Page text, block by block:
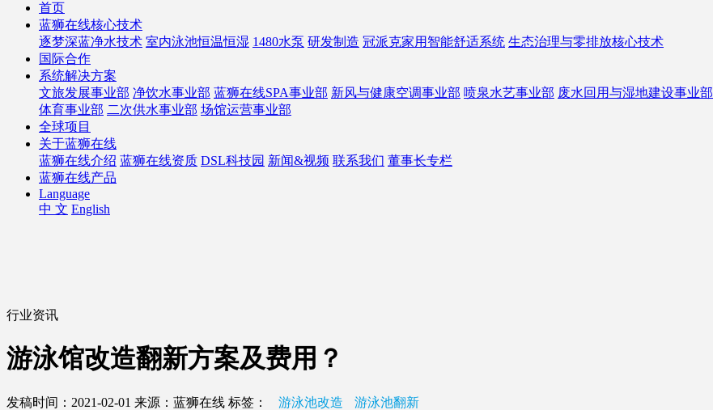
首页
蓝狮在线核心技术
逐梦深蓝净水技术 室内泳池恒温恒湿 1480水泵 研发制造 冠派克家用智能舒适系统 生态治理与零排放核心技术
国际合作
系统解决方案
文旅发展事业部 净饮水事业部 蓝狮在线SPA事业部 新风与健康空调事业部 喷泉水艺事业部 废水回用与湿地建设事业部
体育事业部 二次供水事业部 场馆运营事业部
全球项目
关于蓝狮在线
蓝狮在线介绍 蓝狮在线资质 DSL科技园 新闻&视频 联系我们 董事长专栏
蓝狮在线产品
Language
中 文 English
行业资讯
游泳馆改造翻新方案及费用？
发稿时间：2021-02-01 来源：蓝狮在线 标签： 游泳池改造 游泳池翻新